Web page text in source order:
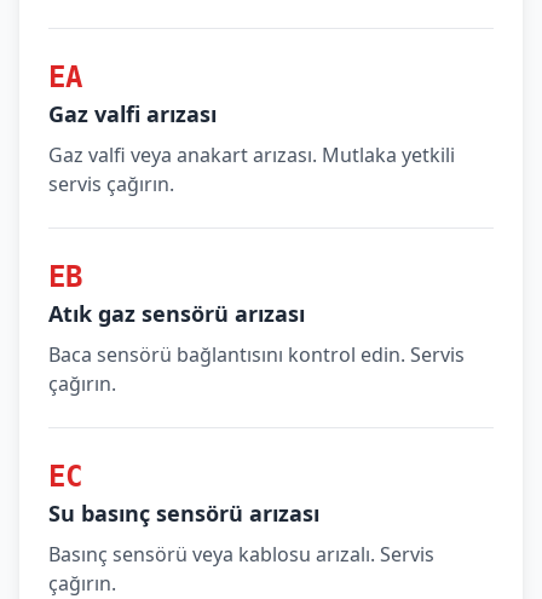
EA
Gaz valfi arızası
Gaz valfi veya anakart arızası. Mutlaka yetkili
servis çağırın.
EB
Atık gaz sensörü arızası
Baca sensörü bağlantısını kontrol edin. Servis
çağırın.
EC
Su basınç sensörü arızası
Basınç sensörü veya kablosu arızalı. Servis
çağırın.